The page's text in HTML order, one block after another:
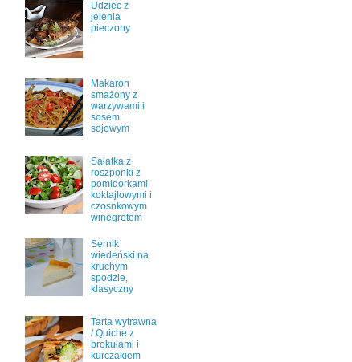
Udziec z
jelenia
pieczony
Makaron
smażony z
warzywami i
sosem
sojowym
Sałatka z
roszponki z
pomidorkami
koktajlowymi i
czosnkowym
winegretem
Sernik
wiedeński na
kruchym
spodzie,
klasyczny
Tarta wytrawna
/ Quiche z
brokułami i
kurczakiem